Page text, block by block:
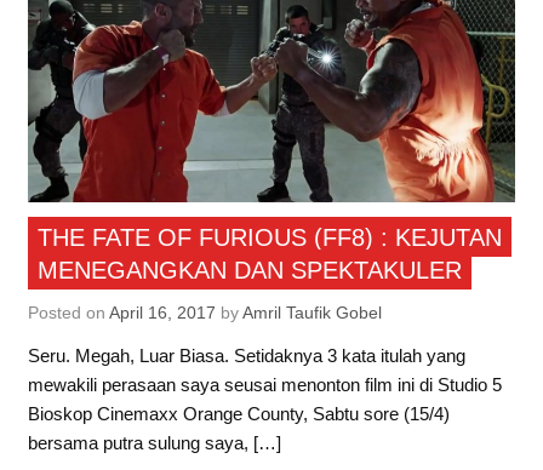
THE FATE OF FURIOUS (FF8) : KEJUTAN
MENEGANGKAN DAN SPEKTAKULER
Posted on April 16, 2017 byAmril Taufik Gobel
Seru. Megah, Luar Biasa. Setidaknya 3 kata itulah yang
mewakili perasaan saya seusai menonton film ini di Studio 5
Bioskop Cinemaxx Orange County, Sabtu sore (15/4)
bersama putra sulung saya, […]